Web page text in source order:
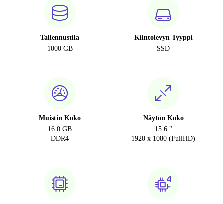
Tallennustila
1000 GB
Kiintolevyn Tyyppi
SSD
Muistin Koko
16.0 GB
DDR4
Näytön Koko
15.6 "
1920 x 1080 (FullHD)